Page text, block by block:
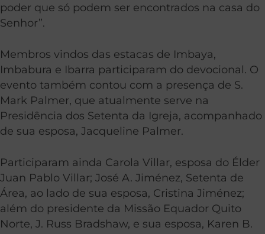
poder que só podem ser encontrados na casa do
Senhor”.
Membros vindos das estacas de Imbaya,
Imbabura e Ibarra participaram do devocional. O
evento também contou com a presença de S.
Mark Palmer, que atualmente serve na
Presidência dos Setenta da Igreja, acompanhado
de sua esposa, Jacqueline Palmer.
Participaram ainda Carola Villar, esposa do Élder
Juan Pablo Villar; José A. Jiménez, Setenta de
Área, ao lado de sua esposa, Cristina Jiménez;
além do presidente da Missão Equador Quito
Norte, J. Russ Bradshaw, e sua esposa, Karen B.